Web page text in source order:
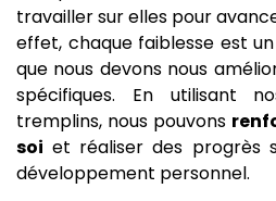
travailler sur elles pour
effet, chaque faiblesse est
que nous devons nous
spécifiques. En utilisant
tremplins, nous pouvons
soi et réaliser des progrès
développement personnel.